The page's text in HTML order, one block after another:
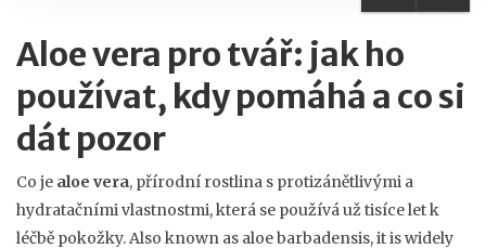
Aloe vera pro tvář: jak ho
používat, kdy pomáhá a co si
dát pozor
Co je aloe vera, přírodní rostlina s protizánětlivými a
hydratačními vlastnostmi, která se používá už tisíce let k
léčbě pokožky. Also known as aloe barbadensis, it is widely